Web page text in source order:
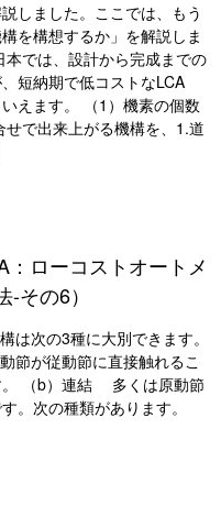
しました。ここでは、もう
を構想するか」を解説しま
では、設計から完成までの
短納期で低コストなLCA
えます。 （1）機素の個数
で出来上がる機構を、1.道
ローコストオートメ
その6）
次の3種に大別できます。
節が従動節に直接触れるこ
。 （b）連結 多くは原動節
。次の種類があります。